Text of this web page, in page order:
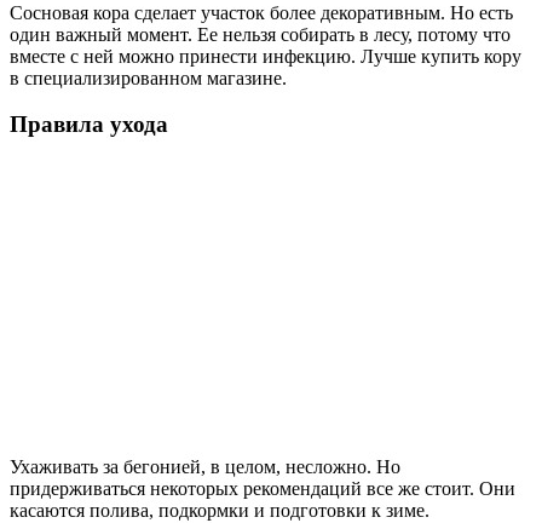
Сосновая кора сделает участок более декоративным. Но есть
один важный момент. Ее нельзя собирать в лесу, потому что
вместе с ней можно принести инфекцию. Лучше купить кору
в специализированном магазине.
Правила ухода
Ухаживать за бегонией, в целом, несложно. Но
придерживаться некоторых рекомендаций все же стоит. Они
касаются полива, подкормки и подготовки к зиме.